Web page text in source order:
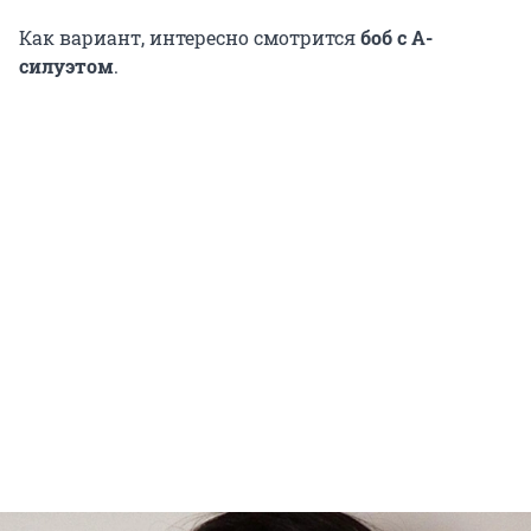
Как вариант, интересно смотритсябоб с А-
силуэтом.